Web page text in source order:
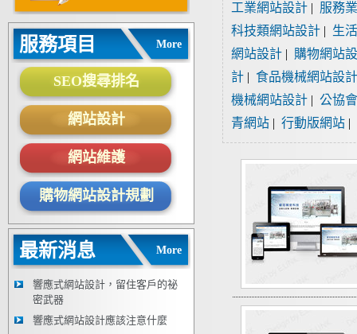
服務項目 More
SEO搜尋排名
網站設計
網站維護
購物網站設計規劃
最新消息 More
響應式網站設計，留住客戶的祕
密武器
響應式網站設計應該注意什麼
工業網站設計 | 服務
科技類網站設計 | 生
網站設計 | 購物網站
計 | 食品機械網站設計
機械網站設計 | 公協
青網站 | 行動版網站 |